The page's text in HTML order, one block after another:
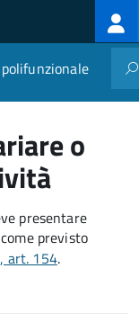
o
presentare
previsto
art. 154.